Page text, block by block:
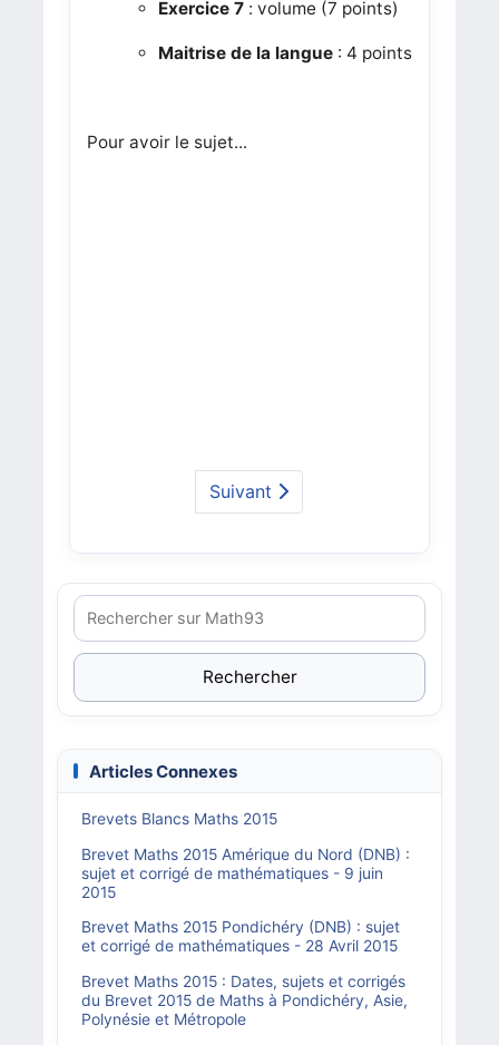
Exercice 7: volume (7 points)
Maitrise de la langue: 4 points
Pour avoir le sujet...
Suivant
Rechercher
Articles Connexes
Brevets Blancs Maths 2015
Brevet Maths 2015 Amérique du Nord (DNB) :
sujet et corrigé de mathématiques - 9 juin
2015
Brevet Maths 2015 Pondichéry (DNB) : sujet
et corrigé de mathématiques - 28 Avril 2015
Brevet Maths 2015 : Dates, sujets et corrigés
du Brevet 2015 de Maths à Pondichéry, Asie,
Polynésie et Métropole